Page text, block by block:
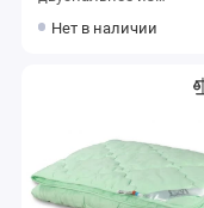
бамбук,
Нет в наличии